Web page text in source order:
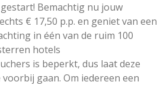
Bemachtig nu jouw
€ 17,50 p.p. en geniet van een
in één van de ruim 100
hotels
is beperkt, dus laat deze
gaan. Om iedereen een